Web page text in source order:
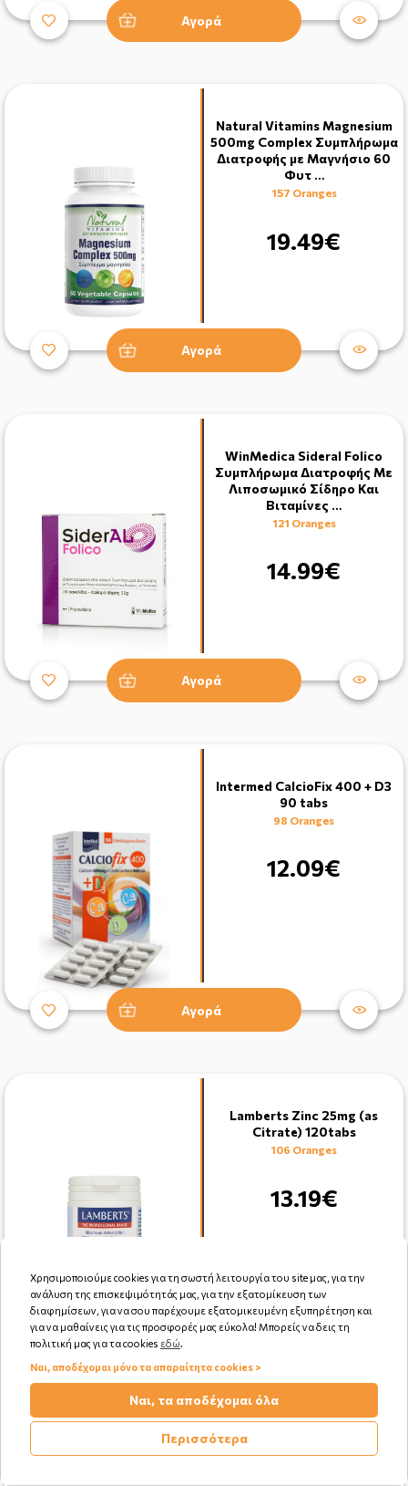
Αγορά
Natural Vitamins Magnesium
500mg Complex Συμπλήρωμα
Διατροφής με Μαγνήσιο 60
Φυτ …
157 Oranges
19.49€
Αγορά
WinMedica Sideral Folico
Συμπλήρωμα Διατροφής Με
Λιποσωμικό Σίδηρο Και
Βιταμίνες …
121 Oranges
14.99€
Αγορά
Intermed CalcioFix 400 + D3
90 tabs
98 Oranges
12.09€
Αγορά
Lamberts Zinc 25mg (as
Citrate) 120tabs
106 Oranges
13.19€
BetterYou Iron 10 Daily Oral
Χρησιμοποιούμε cookies για τη σωστή λειτουργία του site μας, για την
ανάλυση της επισκεψιμότητάς μας, για την εξατομίκευση των
διαφημίσεων, για να σου παρέχουμε εξατομικευμένη εξυπηρέτηση και
για να μαθαίνεις για τις προσφορές μας εύκολα! Μπορείς να δεις τη
πολιτική μας για τα cookies εδώ.
Ναι, αποδέχομαι μόνο τα απαραίτητα cookies >
Ναι, τα αποδέχομαι όλα
Περισσότερα